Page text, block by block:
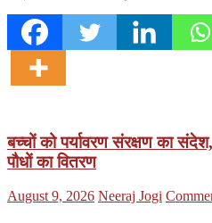
बच्चों को पर्यावरण संरक्षण का
पौधों का वितरण
Posted
August 9, 2026 Author
Neeraj Jogi